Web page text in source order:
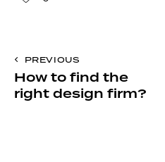
PREVIOUS
How to find the
right design firm?